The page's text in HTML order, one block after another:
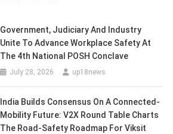
Government, Judiciary And Industry
Unite To Advance Workplace Safety At
The 4th National POSH Conclave
July 28, 2026 up18news
India Builds Consensus On A Connected-
Mobility Future: V2X Round Table Charts
The Road-Safety Roadmap For Viksit